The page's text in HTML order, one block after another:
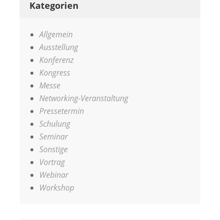
Kategorien
Allgemein
Ausstellung
Konferenz
Kongress
Messe
Networking-Veranstaltung
Pressetermin
Schulung
Seminar
Sonstige
Vortrag
Webinar
Workshop